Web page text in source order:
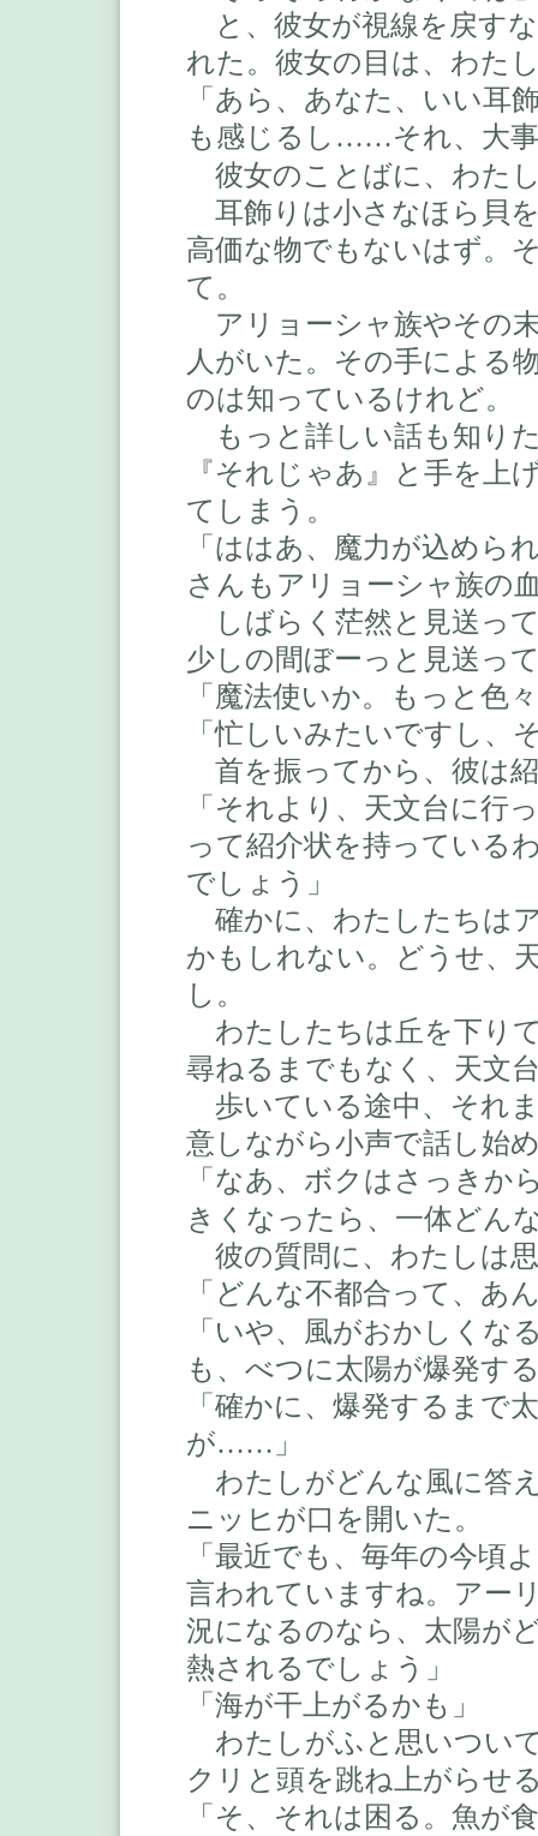
と、彼女が視線を戻す
れた。彼女の目は、わた
「あら、あなた、いい耳
も感じるし ……それ、大
彼女のことばに、わた
耳飾りは小さなほら貝
高価な物でもないはず。
て。
アリョーシャ族やその
人がいた。その手による
のは知っているけれど。
もっと詳しい話も知り
『それじゃあ』と手を上
てしまう。
「ははあ、魔力が込めら
さんもアリョーシャ族の
しばらく茫然と見送っ
少しの間ぼーっと見送っ
「魔法使いか。もっと色
「忙しいみたいですし、
首を振ってから、彼は
「それより、天文台に
って紹介状を持っている
でしょう」
確かに、わたしたちは
かもしれない。どうせ、
し。
わたしたちは丘を下り
尋ねるまでもなく、天文
歩いている途中、それ
意しながら小声で話し始
「なあ、ボクはさっきか
きくなったら、一体どん
彼の質問に、わたしは
「どんな不都合って、あ
「いや、風がおかしくな
も、べつに太陽が爆発す
「確かに、爆発するまで
が…… 」
わたしがどんな風に答
ニッヒが口を開いた。
「最近でも、毎年の今頃
言われていますね。アー
況になるのなら、太陽が
熱されるでしょう」
「海が干上がるかも」
わたしがふと思いつい
クリと頭を跳ね上がらせ
「そ、それは困る。魚が